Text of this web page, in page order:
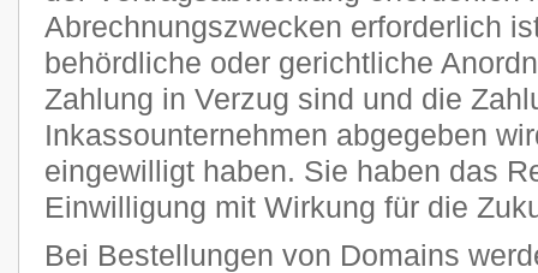
Abrechnungszwecken erforderlich
behördliche oder gerichtliche
Zahlung in Verzug sind und die
Inkassounternehmen abgegeben
eingewilligt haben. Sie haben das
Einwilligung mit Wirkung für die
Bei Bestellungen von Domains